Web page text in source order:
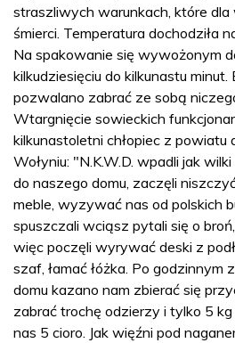
straszliwych warunkach, które dla
śmierci. Temperatura dochodziła
Na spakowanie się wywożonym
kilkudziesięciu do kilkunastu minut.
pozwalano zabrać ze sobą
Wtargnięcie sowieckich
kilkunastoletni chłopiec z powiatu
Wołyniu: "N.K.W.D. wpadli jak
do naszego domu, zaczęli
meble, wyzywać nas od polskich
spuszczali wciąsz pytali się o
więc poczęli wyrywać deski z
szaf, łamać łóżka. Po godzinnym
domu kazano nam zbierać się
zabrać trochę odzierzy i tylko 5
nas 5 cioro. Jak więźni pod